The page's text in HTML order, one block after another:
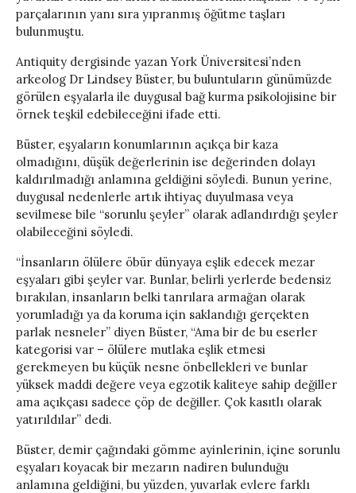
parçalarının yanı sıra yıpranmış öğütme taşları
bulunmuştu.
Antiquity dergisinde yazan York Üniversitesi’nden
arkeolog Dr Lindsey Büster, bu buluntuların günümüzde
görülen eşyalarla ile duygusal bağ kurma psikolojisine bir
örnek teşkil edebileceğini ifade etti.
Büster, eşyaların konumlarının açıkça bir kaza
olmadığını, düşük değerlerinin ise değerinden dolayı
kaldırılmadığı anlamına geldiğini söyledi. Bunun yerine,
duygusal nedenlerle artık ihtiyaç duyulmasa veya
sevilmese bile “sorunlu şeyler” olarak adlandırdığı şeyler
olabileceğini söyledi.
“İnsanların ölülere öbür dünyaya eşlik edecek mezar
eşyaları gibi şeyler var. Bunlar, belirli yerlerde bedensiz
bırakılan, insanların belki tanrılara armağan olarak
yorumladığı ya da koruma için saklandığı gerçekten
parlak nesneler” diyen Büster, “Ama bir de bu eserler
kategorisi var – ölülere mutlaka eşlik etmesi
gerekmeyen bu küçük nesne önbellekleri ve bunlar
yüksek maddi değere veya egzotik kaliteye sahip değiller
ama açıkçası sadece çöp de değiller. Çok kasıtlı olarak
yatırıldılar” dedi.
Büster, demir çağındaki gömme ayinlerinin, içine sorunlu
eşyaları koyacak bir mezarın nadiren bulunduğu
anlamına geldiğini, bu yüzden, yuvarlak evlere farklı